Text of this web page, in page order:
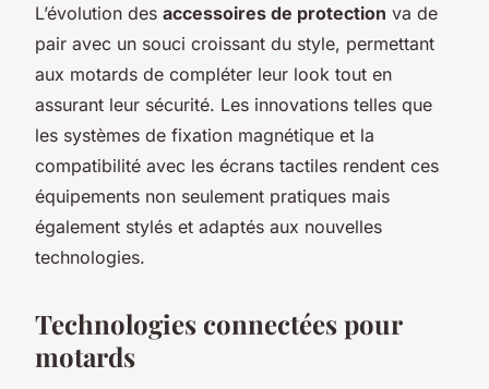
L’évolution des accessoires de protection va de
pair avec un souci croissant du style, permettant
aux motards de compléter leur look tout en
assurant leur sécurité. Les innovations telles que
les systèmes de fixation magnétique et la
compatibilité avec les écrans tactiles rendent ces
équipements non seulement pratiques mais
également stylés et adaptés aux nouvelles
technologies.
Technologies connectées pour
motards